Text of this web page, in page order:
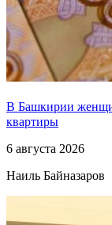
В Башкирии
квартиры
6 августа 2026
Наиль Байназаров